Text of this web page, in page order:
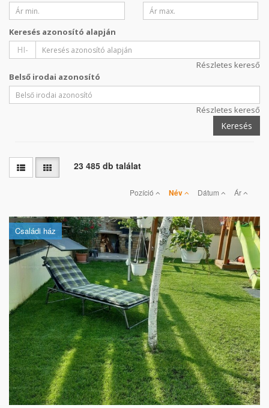
Keresés azonosító alapján
HI-
Részletes kereső
Belső irodai azonosító
Részletes kereső
Keresés
23 485 db találat
Pozíció Név Dátum Ár
Családi ház